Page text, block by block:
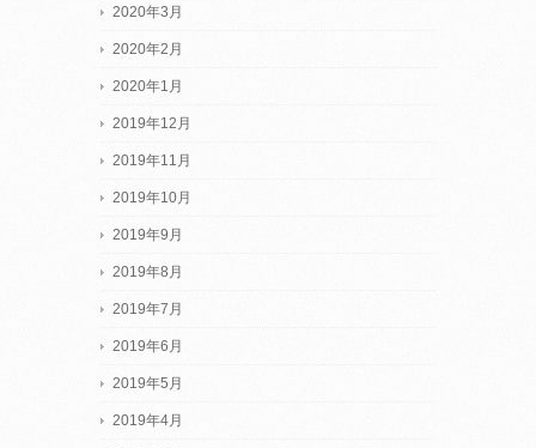
2020年3月
2020年2月
2020年1月
2019年12月
2019年11月
2019年10月
2019年9月
2019年8月
2019年7月
2019年6月
2019年5月
2019年4月